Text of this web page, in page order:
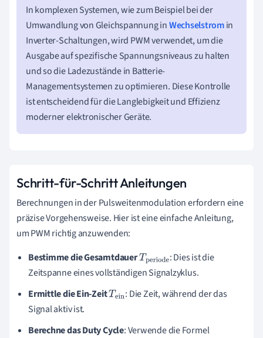
In komplexen Systemen, wie zum Beispiel bei der
Umwandlung von Gleichspannung inWechselstromin
Inverter-Schaltungen, wird PWM verwendet, um die
Ausgabe auf spezifische Spannungsniveaus zu halten
und so die Ladezustände in Batterie-
Managementsystemen zu optimieren. Diese Kontrolle
ist entscheidend für die Langlebigkeit und Effizienz
moderner elektronischer Geräte.
Schritt-für-Schritt Anleitungen
Berechnungen in der Pulsweitenmodulation erfordern eine
präzise Vorgehensweise. Hier ist eine einfache Anleitung,
um PWM richtig anzuwenden:
Bestimme die GesamtdauerTperiod
e
: Dies ist die
Zeitspanne eines vollständigen Signalzyklus.
Ermittle die Ein-ZeitTein: Die Zeit, während der das
Signal aktiv ist.
Berechne das Duty Cycle: Verwende die Formel